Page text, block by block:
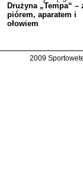
Drużyna „Tempa“ –
piórem, aparatem i
ołowiem
2009